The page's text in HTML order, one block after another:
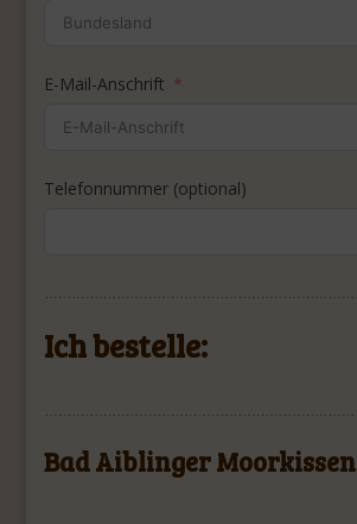
E-Mail-Anschrift
Telefonnummer (optional)
Ich bestelle:
Bad Aiblinger Moorkissen